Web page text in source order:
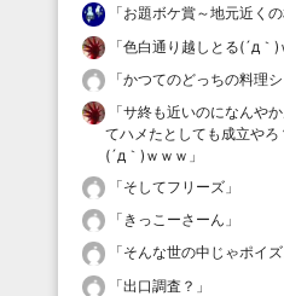
「お題ボケ賞～地元近く
「色白通り越しとる(´д｀)
「かつてのどっちの料理
「サ終も近いのになんや
てハメたとしても成立や
(´д｀)ｗｗｗ 」
「そしてフリーズ 」
「 きっこーさーん 」
「そんな世の中じゃポイ
「出口調査？ 」